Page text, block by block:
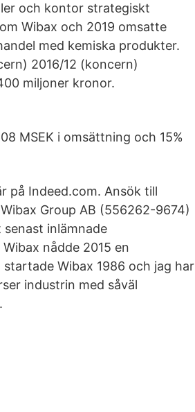
och kontor strategiskt
Wibax och 2019 omsatte
med kemiska produkter.
2016/12 (koncern)
miljoner kronor.
MSEK i omsättning och 15%
på Indeed.com. Ansök till
Group AB (556262-9674)
inlämnade
nådde 2015 en
Wibax 1986 och jag har
industrin med såväl